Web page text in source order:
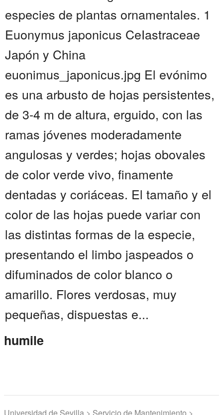
especies de plantas ornamentales. 1
Euonymus japonicus CeIastraceae
Japón y China
euonimus_japonicus.jpg El evónimo
es una arbusto de hojas persistentes,
de 3-4 m de altura, erguido, con las
ramas jóvenes moderadamente
angulosas y verdes; hojas obovales
de color verde vivo, finamente
dentadas y coriáceas. El tamaño y el
color de las hojas puede variar con
las distintas formas de la especie,
presentando el limbo jaspeados o
difuminados de color blanco o
amarillo. Flores verdosas, muy
pequeñas, dispuestas e...
humile